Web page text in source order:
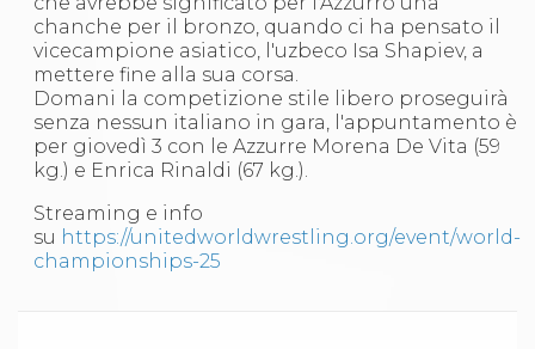
Abilitazioni
Sportello Fiscale
News
Modulistica
FAQ
Quesiti fiscali
Sostenibilità
chanche per il bronzo, quando ci ha pensato il
vicecampione asiatico, l'uzbeco Isa Shapiev, a
mettere fine alla sua corsa.
Domani la competizione stile libero proseguirà
senza nessun italiano in gara, l'appuntamento è
per giovedì 3 con le Azzurre Morena De Vita (59
kg.) e Enrica Rinaldi (67 kg.).
Streaming e info
su https://unitedworldwrestling.org/event/world-
championships-25